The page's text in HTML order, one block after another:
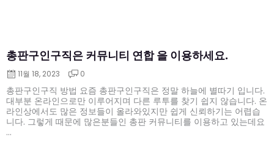
총판구인구직은 커뮤니티 연합 을 이용하세요.
11월 18, 2023 0
총판구인구직 방법 요즘 총판구인구직은 정말 하늘에 별따기 입니다.
대부분 온라인으로만 이루어지며 다른 루투를 찾기 쉽지 않습니다. 온
라인상에서도 많은 정보들이 올라와있지만 쉽게 신뢰하기는 어렵습
니다. 그렇게 때문에 많은분들인 총판 커뮤니티를 이용하고 있는데요
...